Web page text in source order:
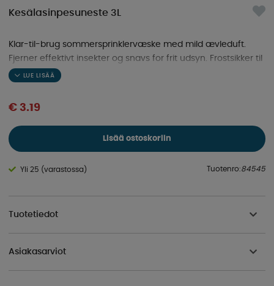
Kesälasinpesuneste 3L
Klar-til-brug sommersprinklervæske med mild ævleduft.
Fjerner effektivt insekter og snavs for frit udsyn. Frostsikker til
-2°C.
€ 3.19
Lisää ostoskoriin
Yli 25 (varastossa) Tuotenro:84545
Tuotetiedot
Asiakasarviot